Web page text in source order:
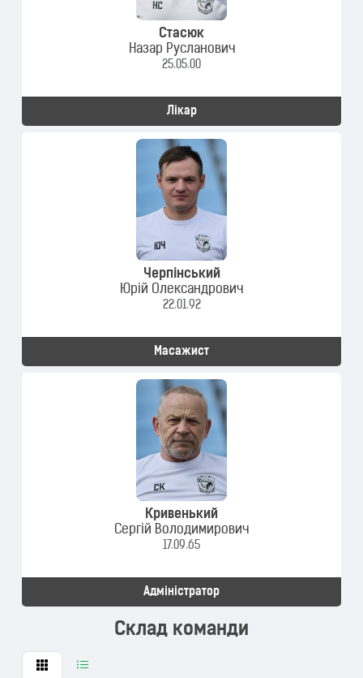
Стасюк
Назар Русланович
25.05.00
Лікар
Черпінський
Юрій Олександрович
22.01.92
Масажист
Кривенький
Сергій Володимирович
17.09.65
Адміністратор
Склад команди